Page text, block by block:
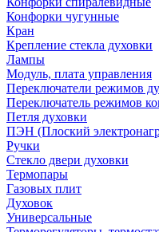
Конфорки чугунные
Кран
Крепление стекла духовки
Лампы
Модуль, плата управления
Переключатели режимов
Переключатель режимов
Петля духовки
ПЭН (Плоский
Ручки
Стекло двери духовки
Термопары
Газовых плит
Духовок
Универсальные